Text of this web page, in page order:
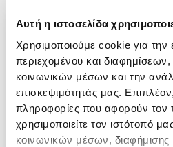
Αυτή η ιστοσελίδα
Χρησιμοποιούμε cookie για την
περιεχομένου και
κοινωνικών μέσων και την
επισκεψιμότητάς μας.
πληροφορίες που αφορούν τον
χρησιμοποιείτε τον ιστότοπό
κοινωνικών μέσων,